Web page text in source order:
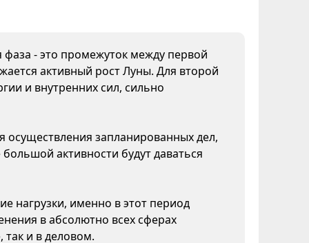
фаза - это промежуток между первой
активный рост Луны. Для второй
и внутренних сил, сильно
осуществления запланированных дел,
активности будут даваться
нагрузки, именно в этот период
в абсолютно всех сферах
и в деловом.